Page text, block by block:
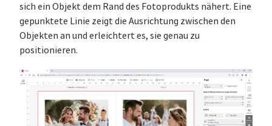
sich ein Objekt dem Rand des Fotoprodukts nähert. Eine
gepunktete Linie zeigt die Ausrichtung zwischen den
Objekten an und erleichtert es, sie genau zu
positionieren.